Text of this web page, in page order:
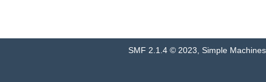
SMF 2.1.4 © 2023 Simple Machines